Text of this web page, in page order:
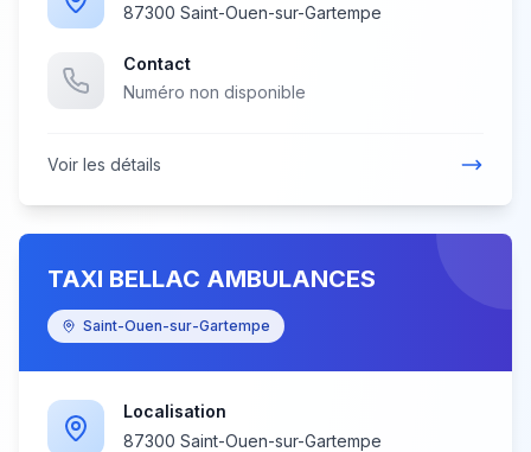
87300 Saint-Ouen-sur-Gartempe
Contact
Numéro non disponible
Voir les détails
TAXI BELLAC AMBULANCES
Saint-Ouen-sur-Gartempe
Localisation
87300 Saint-Ouen-sur-Gartempe